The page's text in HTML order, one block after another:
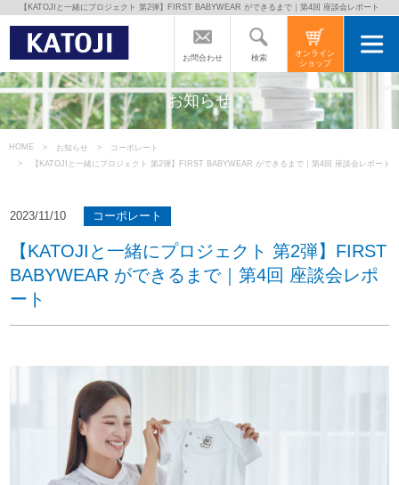
トップページ
カトージの商品
よくあるご質問
お問い合わせ
お問合わせ 検索
オンライン
ショップ
【KATOJIと一緒にプロジェクト 第2弾】FIRST BABYWEAR ができるまで｜第4回 座談会レポート
お知らせ
HOME お知らせ
コーポレート
【KATOJIと一緒にプロジェクト 第2弾】FIRST BABYWEAR ができるまで｜第4回 座談会レポート
2023/11/10 コーポレート
【KATOJIと一緒にプロジェクト 第2弾】FIRST
BABYWEAR ができるまで｜第4回 座談会レポ
ート